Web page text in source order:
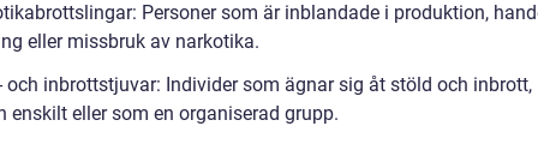
Personer som är inblandade i produktion,
eller missbruk av narkotika.
och inbrottstjuvar: Individer som ägnar sig åt stöld och inbrott,
enskilt eller som en organiserad grupp.